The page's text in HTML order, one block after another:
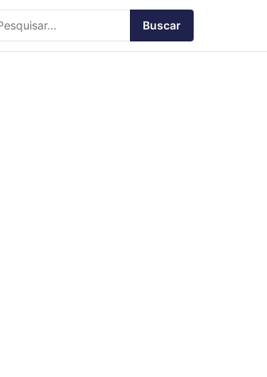
Buscar